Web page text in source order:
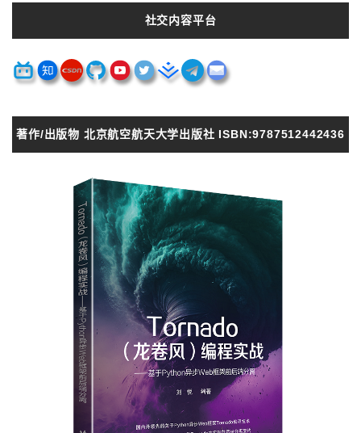
社交内容平台
著作/出版物 北京航空航天大学出版社 ISBN:9787512442436